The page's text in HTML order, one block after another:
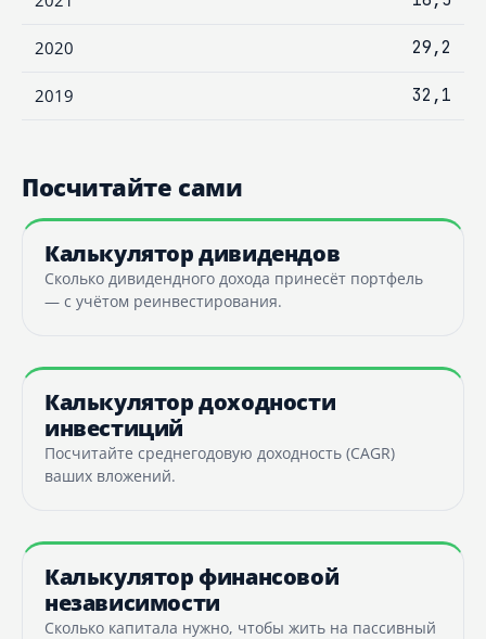
2020 29,2
2019 32,1
Посчитайте сами
Калькулятор дивидендов
Сколько дивидендного дохода принесёт портфель
— с учётом реинвестирования.
Калькулятор доходности
инвестиций
Посчитайте среднегодовую доходность (CAGR)
ваших вложений.
Калькулятор финансовой
независимости
Сколько капитала нужно, чтобы жить на пассивный